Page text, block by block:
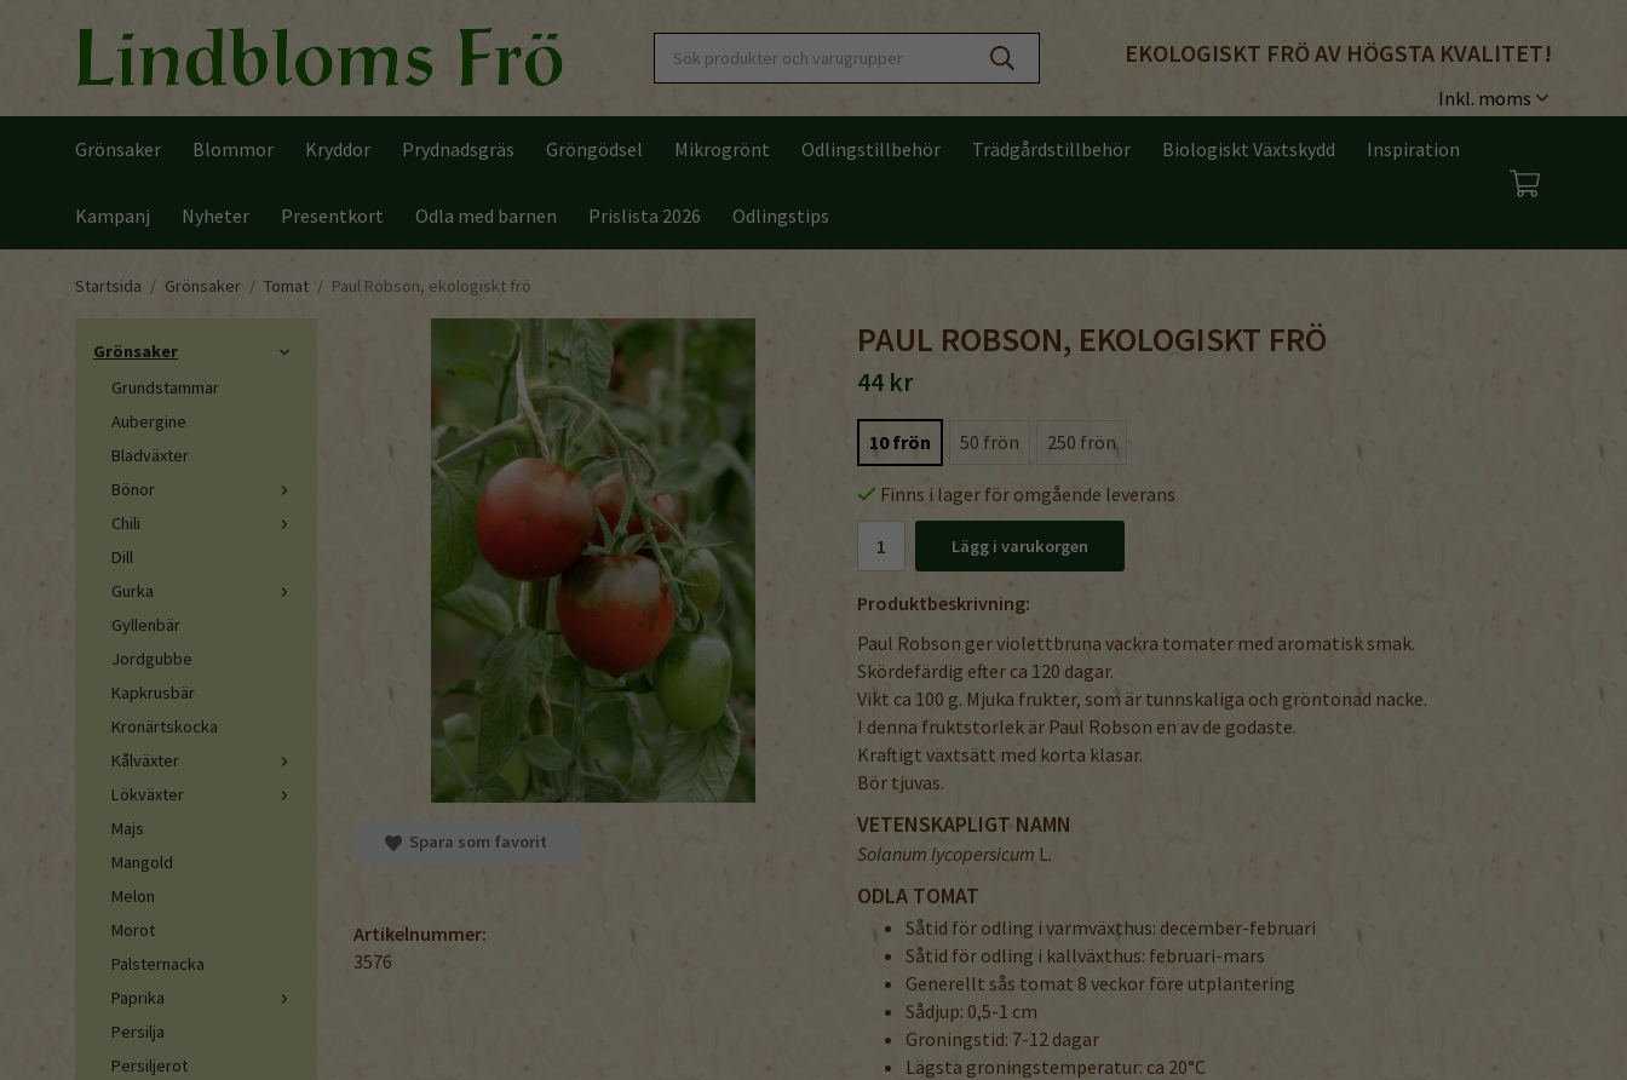
EKOLOGISKT FRÖ AV HÖGSTA KVALITET!
Grönsaker Blommor Kryddor Prydnadsgräs Gröngödsel Mikrogrönt Odlingstillbehör Trädgårdstillbehör Biologiskt Växtskydd Inspiration
Kampanj Nyheter Presentkort Odla med barnen Prislista 2026 Odlingstips
Startsida / Grönsaker / Tomat / Paul Robson, ekologiskt frö
Grönsaker
Grundstammar
Aubergine
Bladväxter
Bönor
Chili
Dill
Gurka
Gyllenbär
Jordgubbe
Kapkrusbär
Kronärtskocka
Kålväxter
Lökväxter
Majs
Mangold
Melon
Morot
Palsternacka
Paprika
Persilja
Persiljerot
PAUL ROBSON, EKOLOGISKT FRÖ
44 kr
10 frön 50 frön 250 frön
Finns i lager för omgående leverans
Lägg i varukorgen
Produktbeskrivning:
Paul Robson ger violettbruna vackra tomater med aromatisk smak.
Skördefärdig efter ca 120 dagar.
Vikt ca 100 g. Mjuka frukter, som är tunnskaliga och gröntonad nacke.
I denna fruktstorlek är Paul Robson en av de godaste.
Kraftigt växtsätt med korta klasar.
Bör tjuvas.
VETENSKAPLIGT NAMN
Solanum lycopersicum L.
ODLA TOMAT
Såtid för odling i varmväxthus: december-februari
Såtid för odling i kallväxthus: februari-mars
Generellt sås tomat 8 veckor före utplantering
Sådjup: 0,5-1 cm
Groningstid: 7-12 dagar
Lägsta groningstemperatur: ca 20°C
Spara som favorit
Artikelnummer:
3576